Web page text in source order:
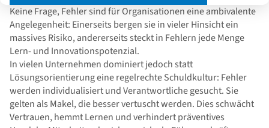
Keine Frage, Fehler sind für Organisationen eine ambivalente
Angelegenheit: Einerseits bergen sie in vieler Hinsicht ein
massives Risiko, andererseits steckt in Fehlern jede Menge
Lern- und Innovationspotenzial.
In vielen Unternehmen dominiert jedoch statt
Lösungsorientierung eine regelrechte Schuldkultur: Fehler
werden individualisiert und Verantwortliche gesucht. Sie
gelten als Makel, die besser vertuscht werden. Dies schwächt
Vertrauen, hemmt Lernen und verhindert präventives